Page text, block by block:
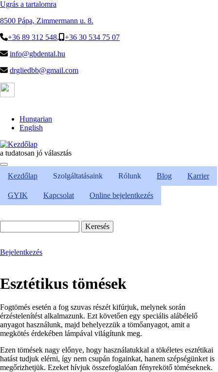
Ugrás a tartalomra
8500 Pápa, Zimmermann u. 8.
+36 89 312 548,
+36 30 534 75 07
info@gbdental.hu
drgliedbb@gmail.com
Hungarian
English
a tudatosan jó választás
Kezdőlap Szolgáltatásaink Rólunk Blog Karrier
GYIK Kapcsolat Online bejelentkezés
Bejelentkezés
Esztétikus tömések
Fogtömés esetén a fog szuvas részét kifúrjuk, melynek során
érzéstelenítést alkalmazunk. Ezt követően egy speciális alábélelő
anyagot használunk, majd behelyezzük a tömőanyagot, amit a
megkötés érdekében lámpával világítunk meg.
Ezen tömések nagy előnye, hogy használatukkal a tökéletes esztétikai
hatást tudjuk elérni, így nem csupán fogainkat, hanem szépségünket is
megőrizhetjük. Ezeket hívjuk összefoglalóan fényrekötő töméseknek.